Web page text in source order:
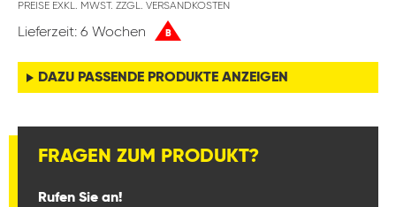
PREISE EXKL. MWST. ZZGL. VERSANDKOSTEN
Lieferzeit: 6 Wochen B
DAZU PASSENDE PRODUKTE ANZEIGEN
FRAGEN ZUM PRODUKT?
Rufen Sie an!